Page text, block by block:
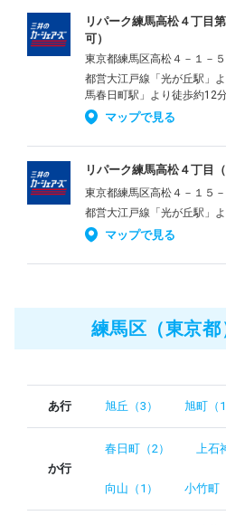
リパーク練馬高松４丁目
可）
東京都練馬区高松４－１－５
都営大江戸線「光が丘駅」
馬春日町駅」より徒歩約12
マップで見る
リパーク練馬高松４丁目（
東京都練馬区高松４－１５－
都営大江戸線「光が丘駅」
マップで見る
練馬区（東京
あ行 旭丘（3） 旭町（1
か行
春日町（2） 上石
向山（1） 小竹町